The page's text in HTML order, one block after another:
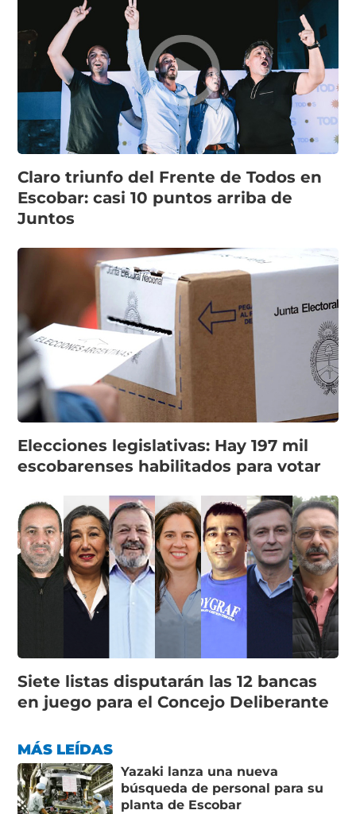
Claro triunfo del Frente de Todos en
Escobar: casi 10 puntos arriba de
Juntos
Elecciones legislativas: Hay 197 mil
escobarenses habilitados para votar
Siete listas disputarán las 12 bancas
en juego para el Concejo Deliberante
MÁS LEÍDAS
Yazaki lanza una nueva
búsqueda de personal para su
planta de Escobar